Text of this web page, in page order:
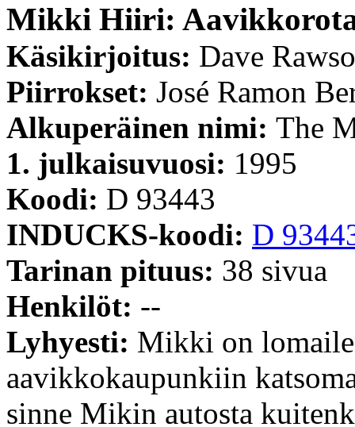
Mikki Hiiri:
Käsikirjoitus: Dave
Piirrokset: José Ramon
Alkuperäinen nimi: The
1. julkaisuvuosi: 1995
Koodi: D 93443
INDUCKS-koodi: D
Tarinan pituus: 38 sivua
Henkilöt: --
Lyhyesti: Mikki on
aavikkokaupunkiin
sinne Mikin autosta